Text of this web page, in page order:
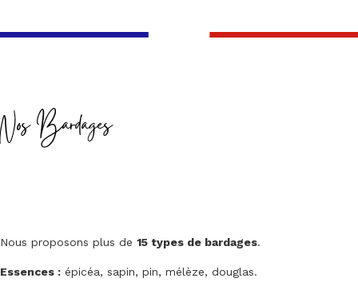
Nos Bardages
Nous proposons plus de 15 types de bardages.
Essences : épicéa, sapin, pin, mélèze, douglas.